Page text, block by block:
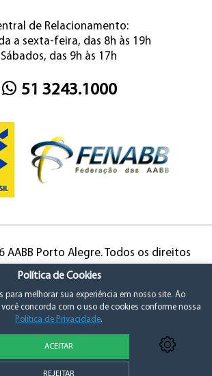
de Relacionamento:
a sexta-feira, das 8h às 19h
Sábados, das 9h às 17h
51 3243.1000
AABB Porto Alegre. Todos os direitos
Privacidade e Consentimento
Política de Cookies
para melhorar sua experiência em nosso site. Ao
concorda com o uso de cookies conforme nossa
Política de Privacidade.
ACEITAR
REJEITAR